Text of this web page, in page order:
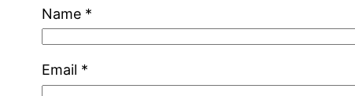
Name *
Email *